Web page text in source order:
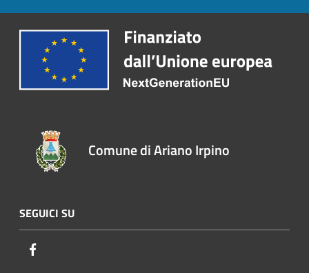
Comune di Ariano Irpino
SEGUICI SU